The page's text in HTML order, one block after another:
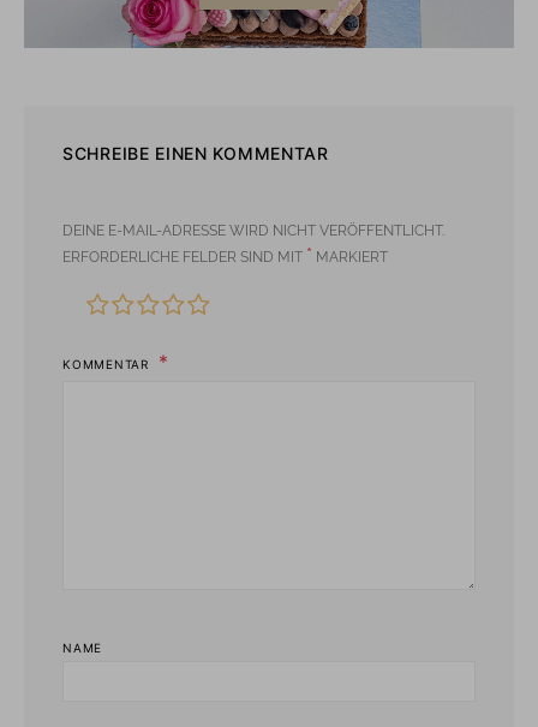
SCHREIBE EINEN KOMMENTAR
DEINE E-MAIL-ADRESSE WIRD NICHT VERÖFFENTLICHT.
ERFORDERLICHE FELDER SIND MIT * MARKIERT
KOMMENTAR
NAME